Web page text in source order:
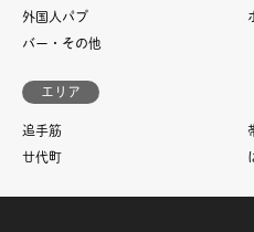
外国人パブ
バー・その他
エリア
追手筋
廿代町